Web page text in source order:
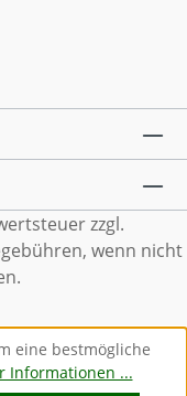
zzgl.
wenn nicht
eine bestmögliche
Informationen ...